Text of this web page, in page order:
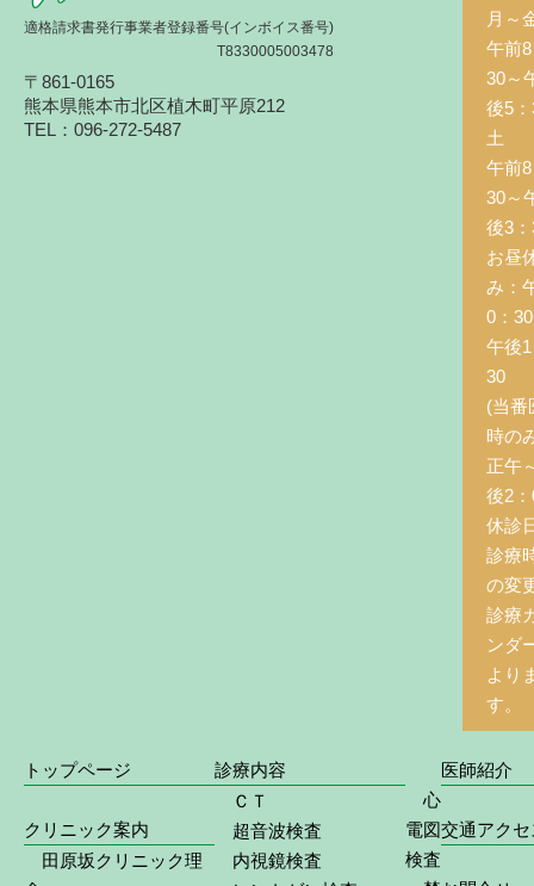
適格請求書発行事業者登録番号(インボイス番号)
T8330005003478
〒861-0165
熊本県熊本市北区植木町平原212
TEL：096-272-5487
月～
午前
30～
後5
土
午前
30～
後3
お昼
み：
0：
午後
30
(当番
時の
正午
後2
休診
診療
の変
診療
ンダ
より
す。
トップページ
クリニック案内
田原坂クリニック理
診療内容
ＣＴ
超音波検査
内視鏡検査
心
電図
検査
医師紹介
交通アクセ